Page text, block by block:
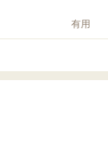
有用